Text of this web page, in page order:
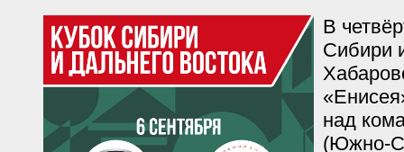
В
Сибири
над
(Южно-